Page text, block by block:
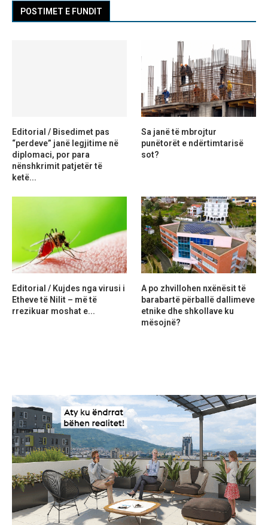
POSTIMET E FUNDIT
Editorial / Bisedimet pas
“perdeve” janë legjitime në
diplomaci, por para
nënshkrimit patjetër të
ketë...
Sa janë të mbrojtur
punëtorët e ndërtimtarisë
sot?
Editorial / Kujdes nga virusi i
Etheve të Nilit – më të
rrezikuar moshat e...
A po zhvillohen nxënësit të
barabartë përballë dallimeve
etnike dhe shkollave ku
mësojnë?